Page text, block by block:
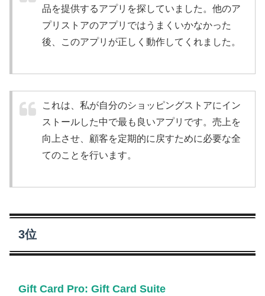
品を提供するアプリを探していました。他のア
プリストアのアプリではうまくいかなかった
後、このアプリが正しく動作してくれました。
これは、私が自分のショッピングストアにイン
ストールした中で最も良いアプリです。売上を
向上させ、顧客を定期的に戻すために必要な全
てのことを行います。
3位
Gift Card Pro: Gift Card Suite